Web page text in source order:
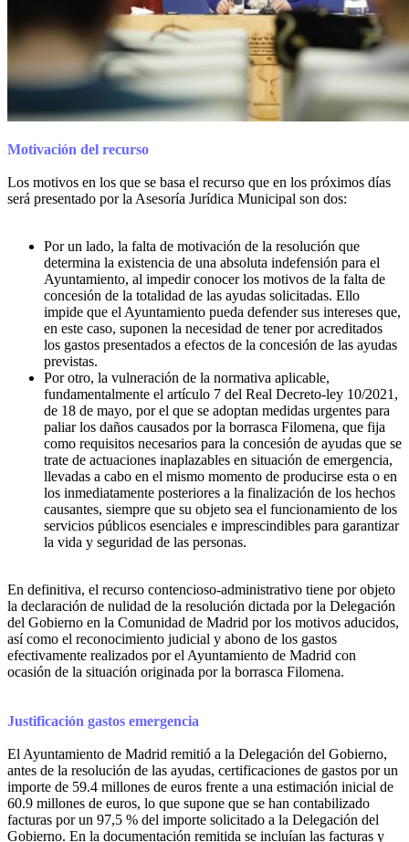
Motivación del recurso
Los motivos en los que se basa el recurso que en los próximos días
será presentado por la Asesoría Jurídica Municipal son dos:
Por un lado, la falta de motivación de la resolución que
determina la existencia de una absoluta indefensión para el
Ayuntamiento, al impedir conocer los motivos de la falta de
concesión de la totalidad de las ayudas solicitadas. Ello
impide que el Ayuntamiento pueda defender sus intereses que,
en este caso, suponen la necesidad de tener por acreditados
los gastos presentados a efectos de la concesión de las ayudas
previstas.
Por otro, la vulneración de la normativa aplicable,
fundamentalmente el artículo 7 del Real Decreto-ley 10/2021,
de 18 de mayo, por el que se adoptan medidas urgentes para
paliar los daños causados por la borrasca Filomena, que fija
como requisitos necesarios para la concesión de ayudas que se
trate de actuaciones inaplazables en situación de emergencia,
llevadas a cabo en el mismo momento de producirse esta o en
los inmediatamente posteriores a la finalización de los hechos
causantes, siempre que su objeto sea el funcionamiento de los
servicios públicos esenciales e imprescindibles para garantizar
la vida y seguridad de las personas.
En definitiva, el recurso contencioso-administrativo tiene por objeto
la declaración de nulidad de la resolución dictada por la Delegación
del Gobierno en la Comunidad de Madrid por los motivos aducidos,
así como el reconocimiento judicial y abono de los gastos
efectivamente realizados por el Ayuntamiento de Madrid con
ocasión de la situación originada por la borrasca Filomena.
Justificación gastos emergencia
El Ayuntamiento de Madrid remitió a la Delegación del Gobierno,
antes de la resolución de las ayudas, certificaciones de gastos por un
importe de 59.4 millones de euros frente a una estimación inicial de
60.9 millones de euros, lo que supone que se han contabilizado
facturas por un 97,5 % del importe solicitado a la Delegación del
Gobierno. En la documentación remitida se incluían las facturas y